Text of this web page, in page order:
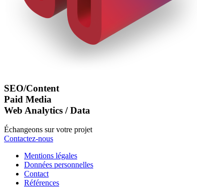
SEO/Content
Paid Media
Web Analytics / Data
Échangeons sur votre projet
Contactez-nous
Mentions légales
Données personnelles
Contact
Références